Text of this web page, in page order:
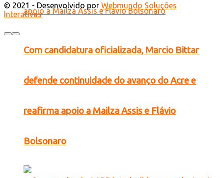
Com candidatura oficializada, Marcio Bittar
defende continuidade do avanço do Acre e
reafirma apoio a Mailza Assis e Flávio
Bolsonaro
© 2021 - Desenvolvido por Webmundo Soluções
Interativas